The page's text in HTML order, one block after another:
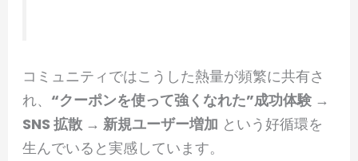
コミュニティではこうした熱量が頻繁に共有さ
れ、 “クーポンを使って強くなれた”成功体験 →
SNS 拡散 → 新規ユーザー増加 という好循環を
生んでいると実感しています。